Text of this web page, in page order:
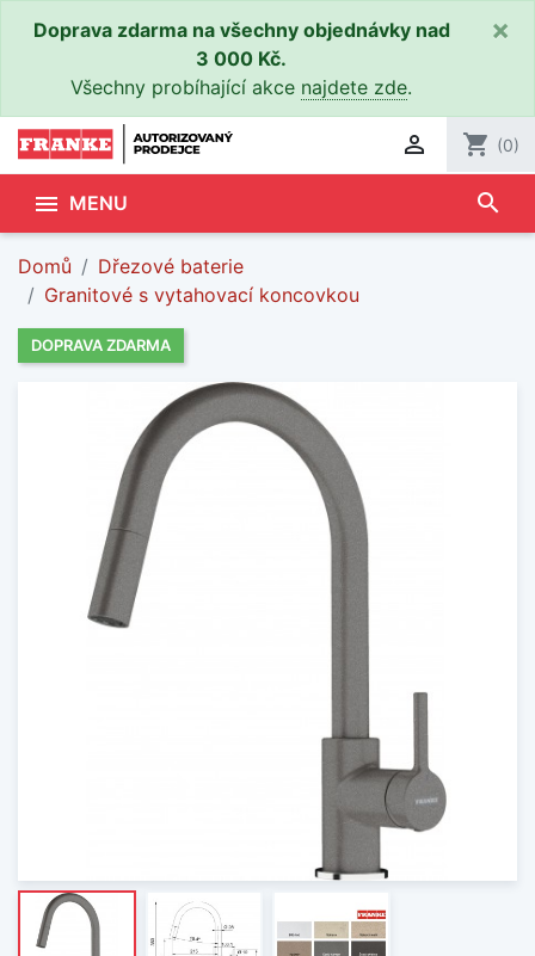
Doprava zdarma na všechny objednávky nad
3 000 Kč.
Všechny probíhající akce najdete zde.
×
 shopping_cart (0)
 MENU search
Domů
Dřezové baterie
Granitové s vytahovací koncovkou
DOPRAVA ZDARMA